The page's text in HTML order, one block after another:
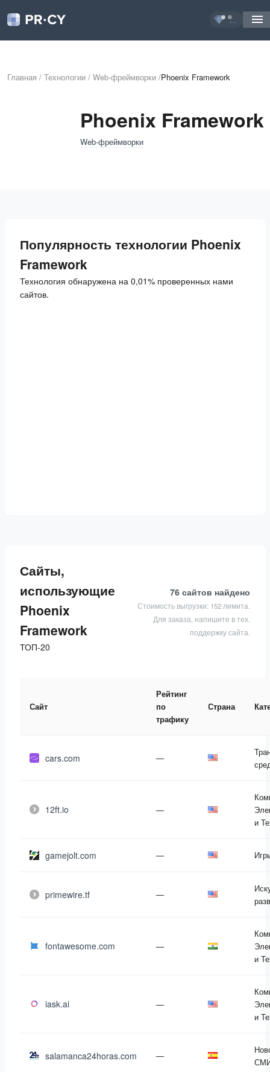
...
Главная / Технологии / Web-фреймворки /Phoenix Framework
Phoenix Framework
Web-фреймворки
Популярность технологии Phoenix
Framework
Технология обнаружена на 0,01% проверенных нами
сайтов.
Сайты,
использующие
Phoenix
Framework
ТОП-20
76 сайтов найдено
Стоимость выгрузки: 152 лимита.
Для заказа, напишите в тех.
поддержку сайта.
Сайт
Рейтинг
по
трафику
Страна
cars.com —
12ft.io —
и
gamejolt.com —
primewire.tf —
fontawesome.com —
и
iask.ai —
и
salamanca24horas.com —